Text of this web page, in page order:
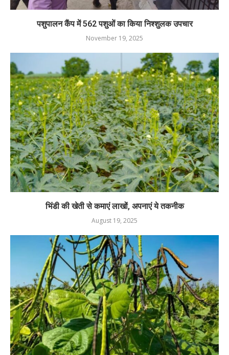
पशुपालन कैंप में 562 पशुओं का किया निश्शुलक उपचार
November 19, 2025
भिंडी की खेती से कमाएं लाखों, अपनाएं ये तकनीक
August 19, 2025